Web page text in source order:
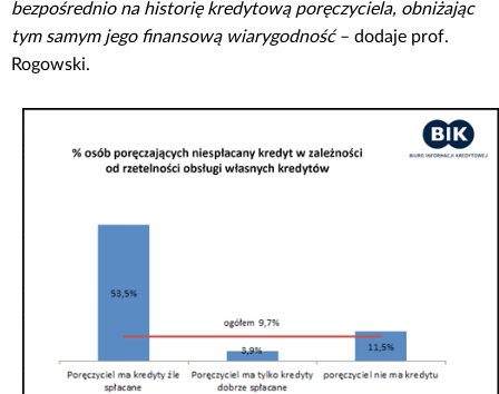
bezpośrednio na historię kredytową poręczyciela, obniżając
tym samym jego finansową wiarygodność – dodaje prof.
Rogowski.